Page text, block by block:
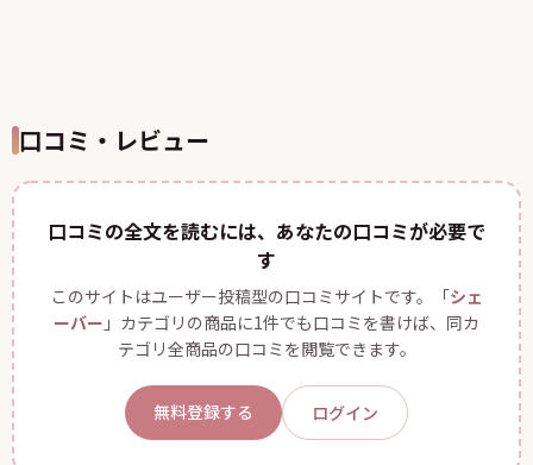
口コミ・レビュー
口コミの全文を読むには、あなたの口コミが必要で
す
このサイトはユーザー投稿型の口コミサイトです。「シェ
ーバー 」カテゴリの商品に1件でも口コミを書けば、同カ
テゴリ全商品の口コミを閲覧できます。
無料登録する ログイン